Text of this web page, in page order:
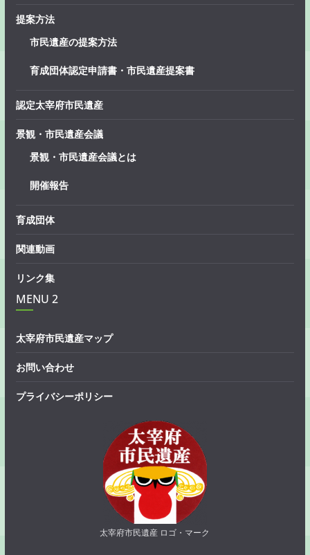
提案方法
市民遺産の提案方法
育成団体認定申請書・市民遺産提案書
認定太宰府市民遺産
景観・市民遺産会議
景観・市民遺産会議とは
開催報告
育成団体
関連動画
リンク集
MENU 2
太宰府市民遺産マップ
お問い合わせ
プライバシーポリシー
太宰府市民遺産 ロゴ・マーク